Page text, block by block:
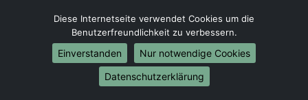
Umzug von Mainz nach Bremen
Umzug von Mainz nach Dresden
Umzug von Mainz nach Hannover
Umzug von Mainz nach Nürnberg
Umzug von Mainz nach Duisburg
Diese Internetseite verwendet Cookies um die
Benutzerfreundlichkeit zu verbessern.
Einverstanden
Nur notwendige Cookies
Datenschutzerklärung